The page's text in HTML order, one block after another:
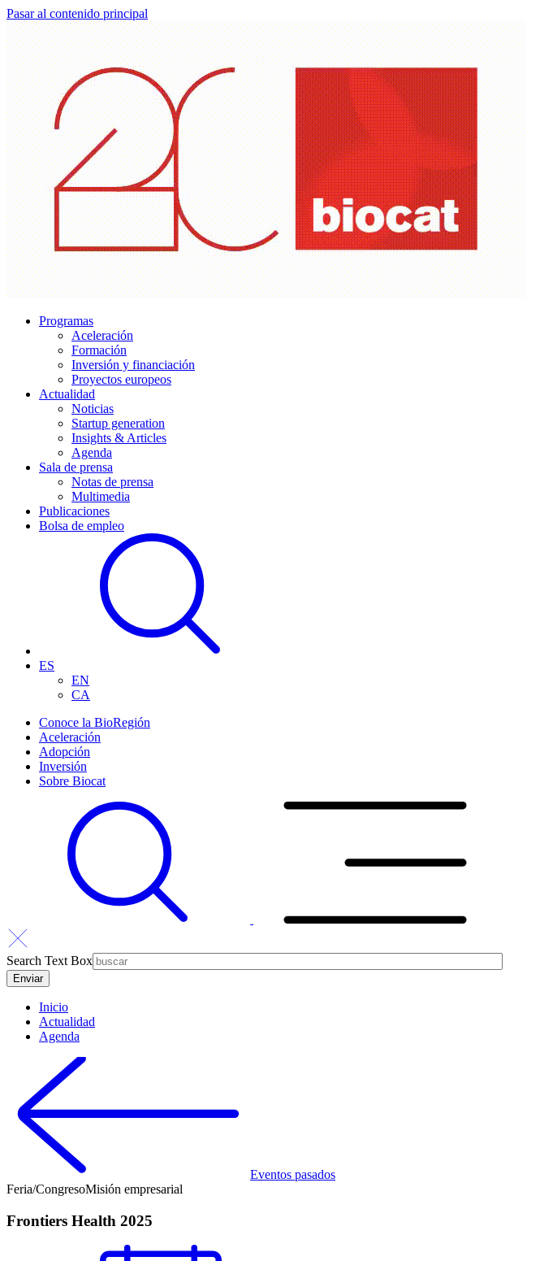
Pasar al contenido principal
Programas
Aceleración
Formación
Inversión y financiación
Proyectos europeos
Actualidad
Noticias
Startup generation
Insights & Articles
Agenda
Sala de prensa
Notas de prensa
Multimedia
Publicaciones
Bolsa de empleo
ES
EN
CA
Conoce la BioRegión
Aceleración
Adopción
Inversión
Sobre Biocat
Search Text Box
Inicio
Actualidad
Agenda
Eventos pasados
Feria/CongresoMisión empresarial
Frontiers Health 2025